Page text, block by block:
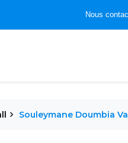
Nous
Souleymane Doumbia